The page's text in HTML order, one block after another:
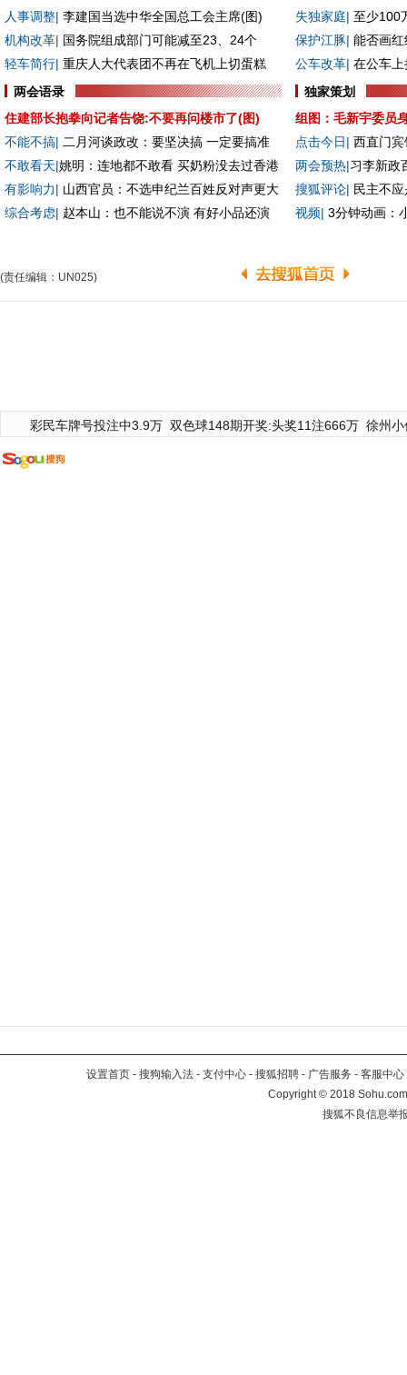
(责任编辑：UN025)
彩民车牌号投注中3.9万 双色球148期开奖:头奖11注666万 徐州
设置首页 - 搜狗输入法 - 支付中心 - 搜狐招聘 - 广告服务 - 客服中心
Copyright©2018
搜狐不良信息举